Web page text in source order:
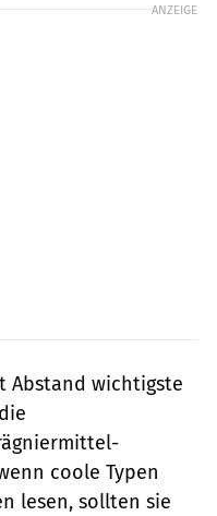
ANZEIGE
Abstand wichtigste
coole Typen
lesen, sollten sie